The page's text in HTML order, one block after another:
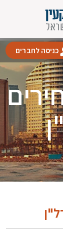
כניסה לחברים